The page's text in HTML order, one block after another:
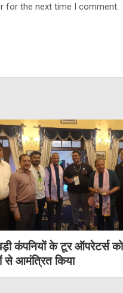
for the next time I comment.
कंपनियों के टूर ऑपरेटर्स
से आमंत्रित किया